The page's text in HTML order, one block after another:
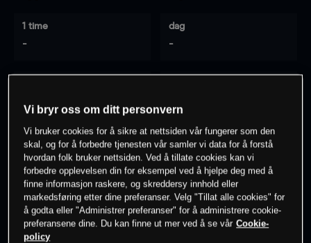
1 time
-
dag
-
-
0% av kunder erpå dette instrumentet
Søk om konto
Vi bryr oss om ditt personvern
Vi bruker cookies for å sikre at nettsiden vår fungerer som den
skal, og for å forbedre tjenesten vår samler vi data for å forstå
hvordan folk bruker nettsiden. Ved å tillate cookies kan vi
forbedre opplevelsen din for eksempel ved å hjelpe deg med å
finne informasjon raskere, og skreddersy innhold eller
markedsføring etter dine preferanser. Velg "Tillat alle cookies" for
å godta eller "Administrer preferanser" for å administrere cookie-
preferansene dine. Du kan finne ut mer ved å se vår Cookie-
policy